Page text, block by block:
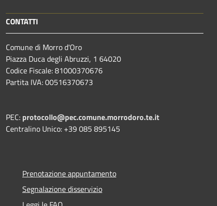
CONTATTI
Comune di Morro d'Oro
Piazza Duca degli Abruzzi, 1 64020
Codice Fiscale: 81000370676
Partita IVA: 00516370673
PEC: protocollo@pec.comune.morrodoro.te.it
Centralino Unico: +39 085 895145
Prenotazione appuntamento
Segnalazione disservizio